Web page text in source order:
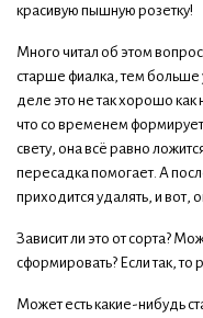
красивую пышную розетку!
Много читал об этом
старше фиалка, тем больше
деле это не так хорошо
что со временем
свету, она всё равно
пересадка помогает. А
приходится удалять, и вот,
Зависит ли это от сорта?
сформировать? Если так, то
Может есть какие-нибудь